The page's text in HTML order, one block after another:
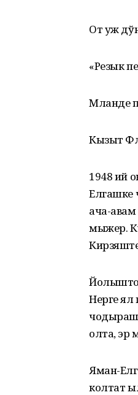
От уж
«Резык
Мланде
Кызыт
1948 ий
Елгашке
ача-
мыжер.
Йолышто
Нерге
олта, эр
Яман-
колтат